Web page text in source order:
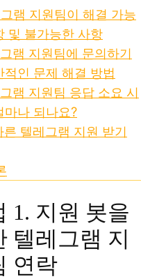
램 지원팀이 해결 가능
및 불가능한 사항
램 지원팀에 문의하기
적인 문제 해결 방법
램 지원팀 응답 소요 시
마나 되나요?
른 텔레그램 지원 받기
1. 지원 봇을
텔레그램 지
연락